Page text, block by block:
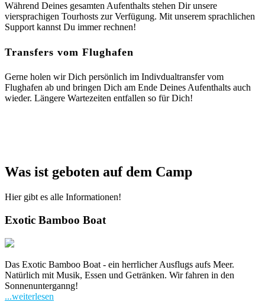
Während Deines gesamten Aufenthalts stehen Dir unsere
viersprachigen Tourhosts zur Verfügung. Mit unserem sprachlichen
Support kannst Du immer rechnen!
Transfers vom Flughafen
Gerne holen wir Dich persönlich im Indivdualtransfer vom
Flughafen ab und bringen Dich am Ende Deines Aufenthalts auch
wieder. Längere Wartezeiten entfallen so für Dich!
Was ist geboten auf dem Camp
Hier gibt es alle Informationen!
Exotic Bamboo Boat
Das Exotic Bamboo Boat - ein herrlicher Ausflugs aufs Meer.
Natürlich mit Musik, Essen und Getränken. Wir fahren in den
Sonnenunterganng!
...weiterlesen